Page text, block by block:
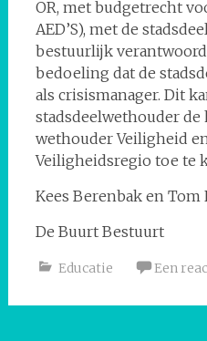
OR, met budgetrecht
AED’S), met de
bestuurlijk
bedoeling dat de
als crisismanager. Dit
stadsdeelwethouder
wethouder Veiligheid
Veiligheidsregio toe te
Kees Berenbak en Tom
De Buurt Bestuurt
Educatie Een